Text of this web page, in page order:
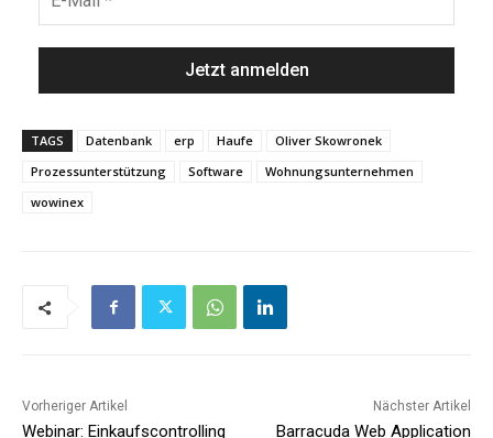
TAGS Datenbank erp Haufe
Oliver Skowronek
Prozessunterstützung
Software
Wohnungsunternehmen
wowinex
Vorheriger Artikel
Webinar: Einkaufscontrolling
Nächster Artikel
Barracuda Web Application